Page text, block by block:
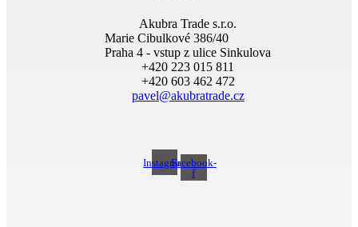
Akubra Trade s.r.o.
Marie Cibulkové 386/40
Praha 4 - vstup z ulice Sinkulova
+420 223 015 811
+420 603 462 472
pavel@akubratrade.cz
InstagramFacebook-
f